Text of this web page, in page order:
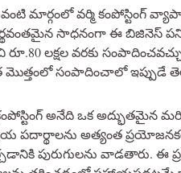
మార్గంలో వర్మి కంపోస్టింగ్
సాధనంగా ఈ బిజినెస్
రూ.80 లక్షల వరకు
మొత్తంలో సంపాదించాలో ఇప్పుడే
అనేది ఒక అద్భుతమైన
పదార్థాలను అత్యంత
పురుగులను వాడతారు. ఈ